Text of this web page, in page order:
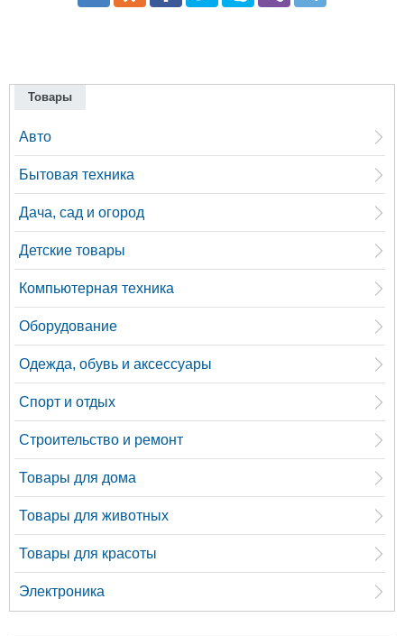
Товары
Авто
Бытовая техника
Дача, сад и огород
Детские товары
Компьютерная техника
Оборудование
Одежда, обувь и аксессуары
Спорт и отдых
Строительство и ремонт
Товары для дома
Товары для животных
Товары для красоты
Электроника